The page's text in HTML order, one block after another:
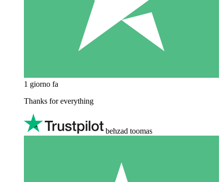
1 giorno fa
Thanks for everything
behzad toomas